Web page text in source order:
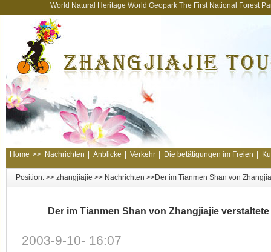
World Natural Heritage World Geopark The First National
Home >> Nachrichten Anblicke Verkehr Die betätigungen im Freien
Position: >> zhangjiajie >> Nachrichten >>Der im Tianmen Shan von
Der im Tianmen Shan von Zhangjiajie
2003-9-10- 16:07